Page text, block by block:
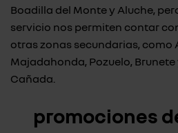
Boadilla del Monte y Aluche,
servicio nos permiten contar
otras zonas secundarias, como
Majadahonda, Pozuelo,
Cañada.
promociones